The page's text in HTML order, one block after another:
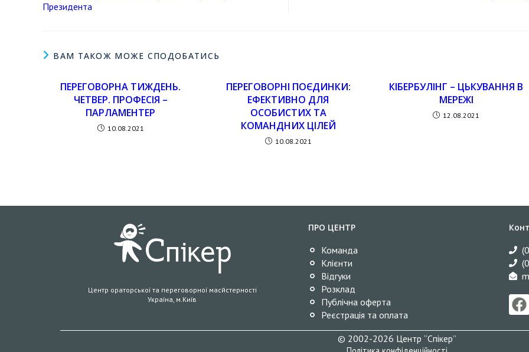
Президента
ВАМ ТАКОЖ МОЖЕ СПОДОБАТИСЬ
ПЕРЕГОВОРНА ТИЖДЕНЬ.
ЧЕТВЕР. ПРОФЕСІЯ –
ПАРЛАМЕНТЕР
10.08.2021
ПЕРЕГОВОРНІ ПОЄДИНКИ:
ЕФЕКТИВНО ДЛЯ
ОСОБИСТИХ ТА
КОМАНДНИХ ЦІЛЕЙ
10.08.2021
КІБЕРБУЛІНГ – ЦЬКУВАННЯ В
МЕРЕЖІ
12.08.2021
Центр ораторської та переговорної масйстерності
Україна, м.Київ
ПРО ЦЕНТР
Команда
Клієнти
Відгуки
Розклад
Публічна оферта
Реєстрація та оплата
© 2002-2026 Центр “Спікер”